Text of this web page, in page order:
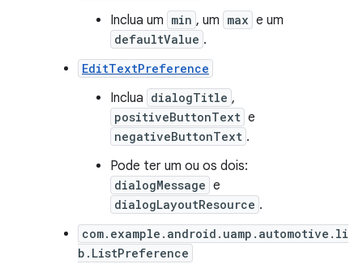
Inclua um min , um max e um
defaultValue .
EditTextPreference
Inclua dialogTitle ,
positiveButtonText e
negativeButtonText .
Pode ter um ou os dois:
dialogMessage e
dialogLayoutResource .
com.example.android.uamp.automotive.li
b.ListPreference